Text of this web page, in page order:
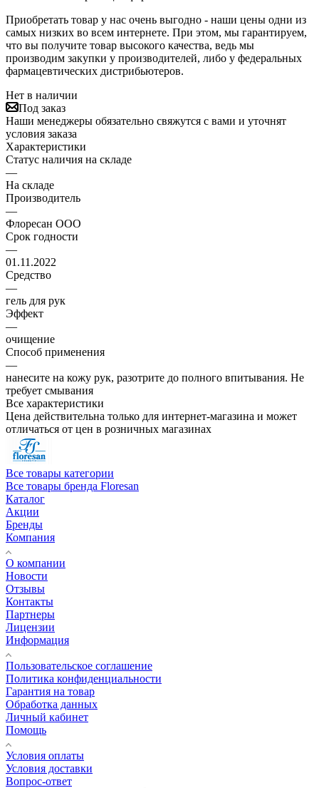
Приобретать товар у нас очень выгодно - наши цены одни из
самых низких во всем интернете. При этом, мы гарантируем,
что вы получите товар высокого качества, ведь мы
производим закупки у производителей, либо у федеральных
фармацевтических дистрибьютеров.
Нет в наличии
Под заказ
Наши менеджеры обязательно свяжутся с вами и уточнят
условия заказа
Характеристики
Статус наличия на складе
—
На складе
Производитель
—
Флоресан ООО
Срок годности
—
01.11.2022
Средство
—
гель для рук
Эффект
—
очищение
Способ применения
—
нанесите на кожу рук, разотрите до полного впитывания. Не
требует смывания
Все характеристики
Цена действительна только для интернет-магазина и может
отличаться от цен в розничных магазинах
Все товары категории
Все товары бренда Floresan
Каталог
Акции
Бренды
Компания
О компании
Новости
Отзывы
Контакты
Партнеры
Лицензии
Информация
Пользовательское соглашение
Политика конфиденциальности
Гарантия на товар
Обработка данных
Личный кабинет
Помощь
Условия оплаты
Условия доставки
Вопрос-ответ